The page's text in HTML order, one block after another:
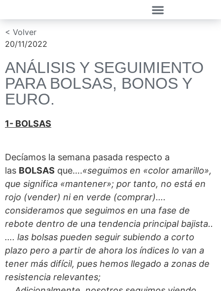
< Volver
20/11/2022
ANÁLISIS Y SEGUIMIENTO
PARA BOLSAS, BONOS Y
EURO.
1- BOLSAS
Decíamos la semana pasada respecto a
las BOLSAS que….«seguimos en «color amarillo»,
que significa «mantener»; por tanto, no está en
rojo (vender) ni en verde (comprar)….
consideramos que seguimos en una fase de
rebote dentro de una tendencia principal bajista..
…. las bolsas pueden seguir subiendo a corto
plazo pero a partir de ahora los índices lo van a
tener más difícil, pues hemos llegado a zonas de
resistencia relevantes;